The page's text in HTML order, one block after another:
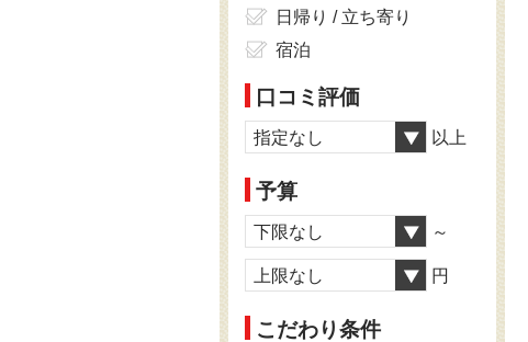
日帰り / 立ち寄り
宿泊
口コミ評価
指定なし 以上
予算
下限なし ～
上限なし 円
こだわり条件